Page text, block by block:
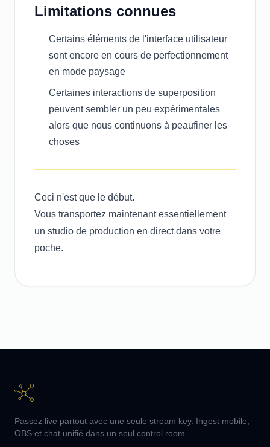
Limitations connues
Certains éléments de l'interface utilisateur
sont encore en cours de perfectionnement
en mode paysage
Certaines interactions de superposition
peuvent sembler un peu expérimentales
alors que nous continuons à peaufiner les
choses
Ceci n'est que le début.
Vous transportez maintenant essentiellement
un studio de production en direct dans votre
poche.
Passez live partout avec une seule stream key. Ingest mobile,
OBS et chat unifié dans un seul control room.